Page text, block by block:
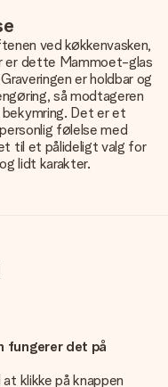
ved køkkenvasken,
dette Mammoet-glas
er holdbar og
så modtageren
Det er et
følelse med
til et pålideligt valg for
lidt karakter.
fungerer det på
klikke på knappen